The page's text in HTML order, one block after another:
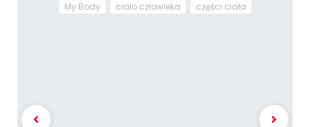
My Body ciało człowieka części ciała